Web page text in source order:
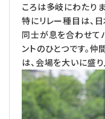
ころは多岐にわたりま
特にリレー種目は、
同士が息を合わせて
ントのひとつです。
は、会場を大いに盛り